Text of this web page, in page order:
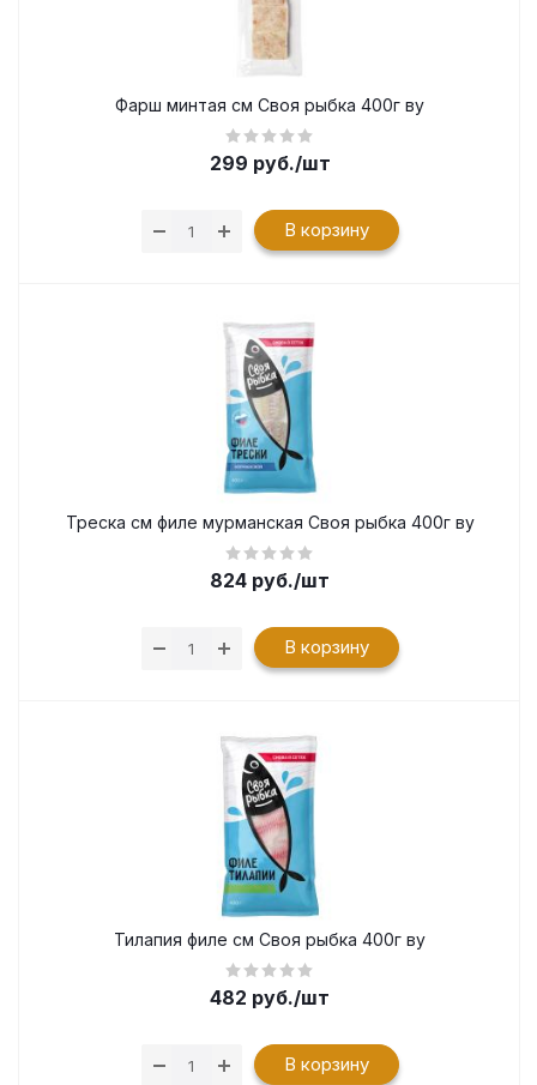
Фарш минтая см Своя рыбка 400г ву
299 руб./шт
В корзину
Треска см филе мурманская Своя рыбка 400г ву
824 руб./шт
В корзину
Тилапия филе см Своя рыбка 400г ву
482 руб./шт
В корзину